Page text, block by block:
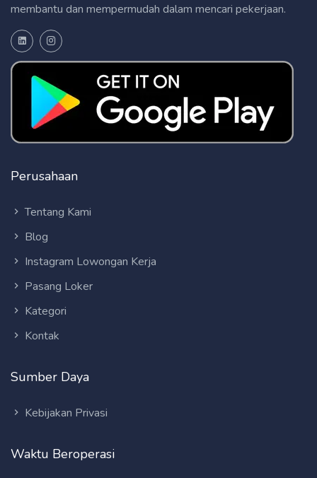
membantu dan mempermudah dalam mencari pekerjaan.
Perusahaan
Tentang Kami
Blog
Instagram Lowongan Kerja
Pasang Loker
Kategori
Kontak
Sumber Daya
Kebijakan Privasi
Waktu Beroperasi